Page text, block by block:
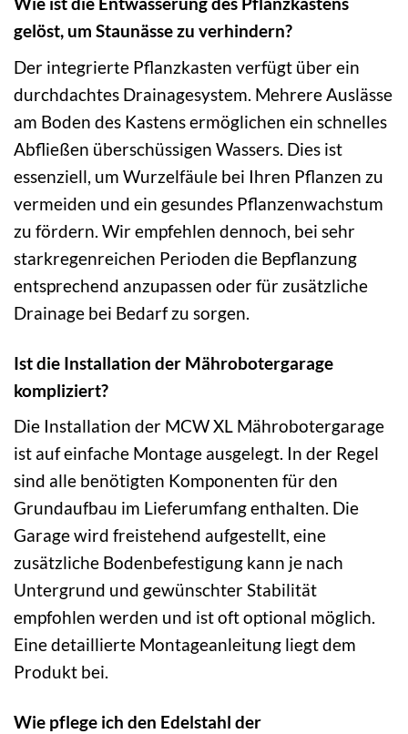
gelöst, um Staunässe zu verhindern?
Der integrierte Pflanzkasten verfügt über ein
durchdachtes Drainagesystem. Mehrere Auslässe
am Boden des Kastens ermöglichen ein schnelles
Abfließen überschüssigen Wassers. Dies ist
essenziell, um Wurzelfäule bei Ihren Pflanzen zu
vermeiden und ein gesundes Pflanzenwachstum
zu fördern. Wir empfehlen dennoch, bei sehr
starkregenreichen Perioden die Bepflanzung
entsprechend anzupassen oder für zusätzliche
Drainage bei Bedarf zu sorgen.
Ist die Installation der Mährobotergarage
kompliziert?
Die Installation der MCW XL Mährobotergarage
ist auf einfache Montage ausgelegt. In der Regel
sind alle benötigten Komponenten für den
Grundaufbau im Lieferumfang enthalten. Die
Garage wird freistehend aufgestellt, eine
zusätzliche Bodenbefestigung kann je nach
Untergrund und gewünschter Stabilität
empfohlen werden und ist oft optional möglich.
Eine detaillierte Montageanleitung liegt dem
Produkt bei.
Wie pflege ich den Edelstahl der